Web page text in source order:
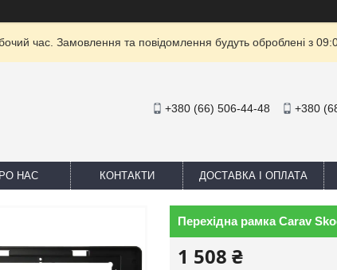
час. Замовлення та повідомлення будуть оброблені з
+380 (66) 506-44-48 +380
НАС КОНТАКТИ ДОСТАВКА І ОПЛАТА
Перехідна рамка Carav
1 508 ₴